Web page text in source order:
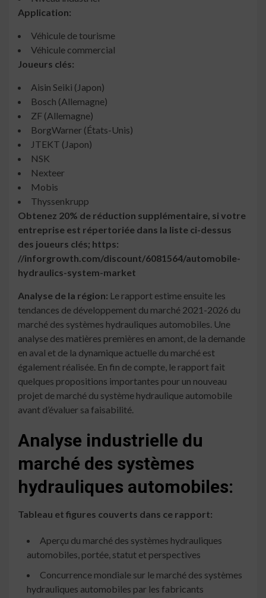
Application:
Véhicule de tourisme
Véhicule commercial
Joueurs clés:
Aisin Seiki (Japon)
Bosch (Allemagne)
ZF (Allemagne)
BorgWarner (États-Unis)
JTEKT (Japon)
NSK
Nexteer
Mobis
Thyssenkrupp
Obtenez 20% de réduction supplémentaire, si votre
entreprise est répertoriée dans la liste ci-dessus
des joueurs clés; https:
//inforgrowth.com/discount/6081564/automobile-
hydraulics-system-market
Analyse de la région: Le rapport estime ensuite les
tendances de développement du marché 2021-2026 du
marché des systèmes hydrauliques automobiles. Une
analyse des matières premières en amont, de la demande
en aval et de la dynamique actuelle du marché est
également réalisée. En fin de compte, le rapport fait
quelques propositions importantes pour un nouveau
projet de marché du système hydraulique automobile
avant d’évaluer sa faisabilité.
Analyse industrielle du
marché des systèmes
hydrauliques automobiles:
Tableau et figures couverts dans ce rapport:
Aperçu du marché des systèmes hydrauliques
automobiles, portée, statut et perspectives
Concurrence mondiale sur le marché des systèmes
hydrauliques automobiles par les fabricants